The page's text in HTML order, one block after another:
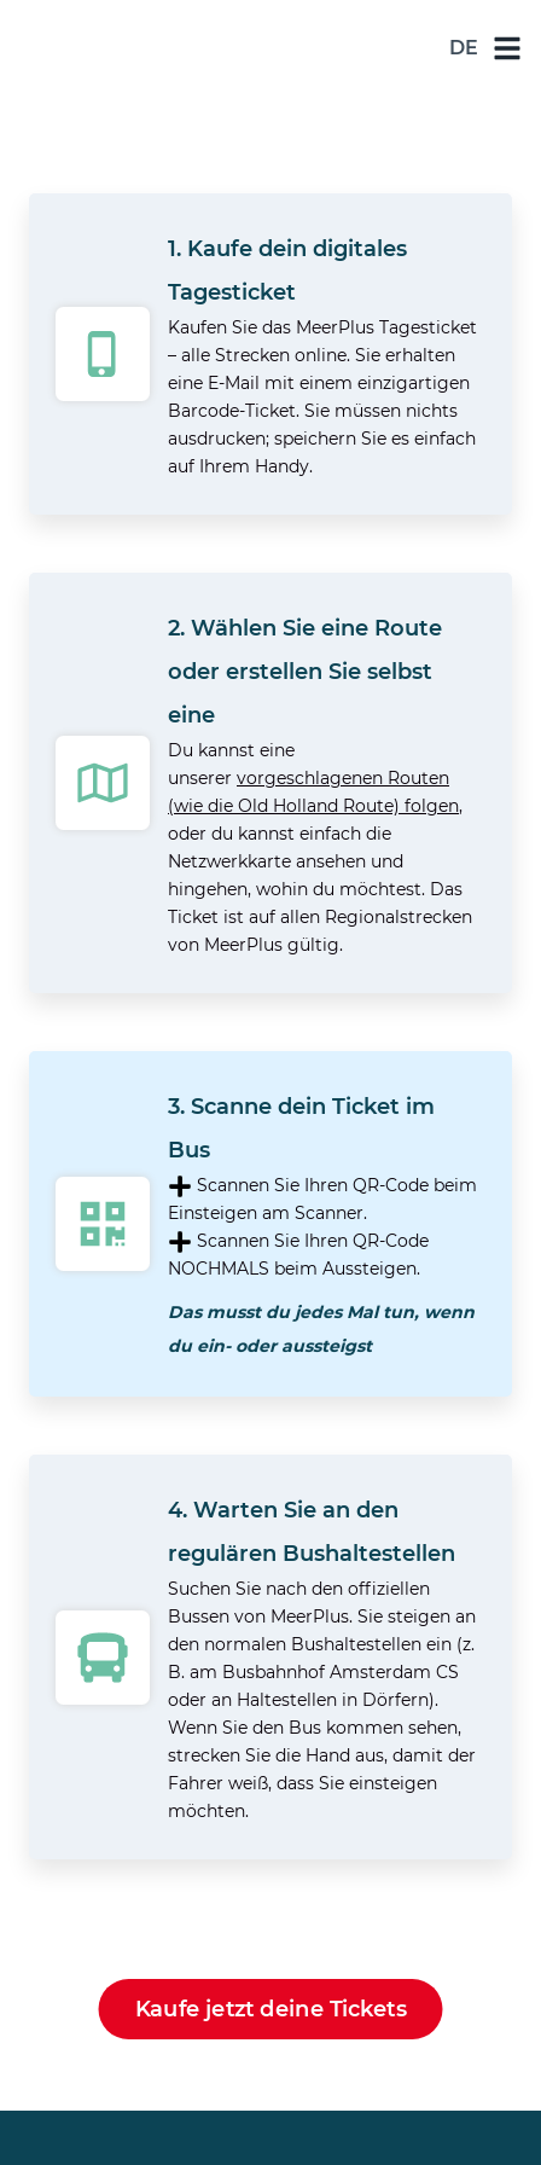
DE
1. Kaufe dein digitales
Tagesticket
Kaufen Sie das MeerPlus Tagesticket
– alle Strecken online. Sie erhalten
eine E-Mail mit einem einzigartigen
Barcode-Ticket. Sie müssen nichts
ausdrucken; speichern Sie es einfach
auf Ihrem Handy.
2. Wählen Sie eine Route
oder erstellen Sie selbst
eine
Du kannst eine
unserer vorgeschlagenen Routen
(wie die Old Holland Route) folgen,
oder du kannst einfach die
Netzwerkkarte ansehen und
hingehen, wohin du möchtest. Das
Ticket ist auf allen Regionalstrecken
von MeerPlus gültig.
3. Scanne dein Ticket im
Bus
Scannen Sie Ihren QR-Code beim
Einsteigen am Scanner.
Scannen Sie Ihren QR-Code
NOCHMALS beim Aussteigen.
Das musst du jedes Mal tun, wenn
du ein- oder aussteigst
4. Warten Sie an den
regulären Bushaltestellen
Suchen Sie nach den offiziellen
Bussen von MeerPlus. Sie steigen an
den normalen Bushaltestellen ein (z.
B. am Busbahnhof Amsterdam CS
oder an Haltestellen in Dörfern).
Wenn Sie den Bus kommen sehen,
strecken Sie die Hand aus, damit der
Fahrer weiß, dass Sie einsteigen
möchten.
Kaufe jetzt deine Tickets